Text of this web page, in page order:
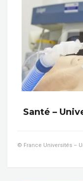
Santé –
© France Universités –